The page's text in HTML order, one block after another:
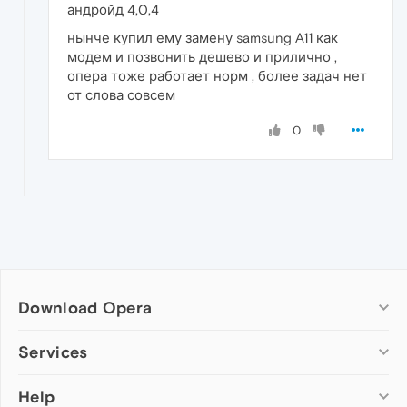
андройд 4,0,4
нынче купил ему замену samsung A11 как
модем и позвонить дешево и прилично ,
опера тоже работает норм , более задач нет
от слова совсем
0
Download Opera
Computer browsers
Opera for Mac
Services
Add-ons
Help